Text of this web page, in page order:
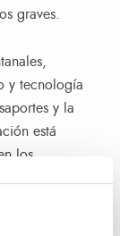
graves.
y tecnología
y la
está
los